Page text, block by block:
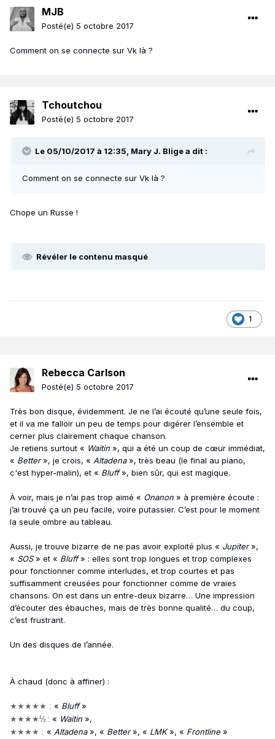
MJB
Posté(e) 5 octobre 2017
Comment on se connecte sur Vk là ?
Tchoutchou
Posté(e) 5 octobre 2017
Le 05/10/2017 à 12:35, Mary J. Blige a dit :
Comment on se connecte sur Vk là ?
Chope un Russe !
Révéler le contenu masqué
1
Rebecca Carlson
Posté(e) 5 octobre 2017
Très bon disque, évidemment. Je ne l’ai écouté qu’une seule fois,
et il va me falloir un peu de temps pour digérer l’ensemble et
cerner plus clairement chaque chanson.
Je retiens surtout « Waitin », qui a été un coup de cœur immédiat,
« Better», je crois, « Altadena», très beau (le final au piano,
c'est hyper-malin), et « Bluff», bien sûr, qui est magique.
À voir, mais je n’ai pas trop aimé « Onanon » à première écoute :
j’ai trouvé ça un peu facile, voire putassier. C’est pour le moment
la seule ombre au tableau.
Aussi, je trouve bizarre de ne pas avoir exploité plus « Jupiter»,
« SOS» et « Bluff» : elles sont trop longues et trop complexes
pour fonctionner comme interludes, et trop courtes et pas
suffisamment creusées pour fonctionner comme de vraies
chansons. On est dans un entre-deux bizarre… Une impression
d’écouter des ébauches, mais de très bonne qualité… du coup,
c’est frustrant.
Un des disques de l’année.
À chaud (donc à affiner) :
★★★★★ : « Bluff»
★★★★½ : « Waitin »,
★★★★ : « Altadena», « Better», « LMK», « Frontline »